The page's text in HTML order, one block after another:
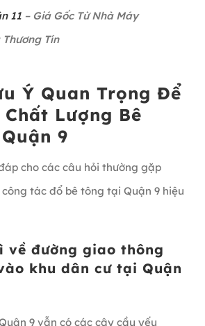
11– Giá Gốc Từ Nhà Máy
Thương Tín
Ý Quan Trọng Để
Lượng Bê
9
cho các câu hỏi thường gặp
tác đổ bê tông tại Quận 9 hiệu
về đường giao thông
khu dân cư tại Quận
9 vẫn có các cây cầu yếu